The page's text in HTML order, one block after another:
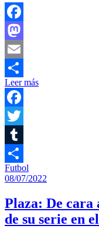
Facebook
Mastodon
Email
Compartir
Leer más
Facebook
Twitter
Tumblr
Compartir
Futbol
08/07/2022
Plaza: De
de su serie en